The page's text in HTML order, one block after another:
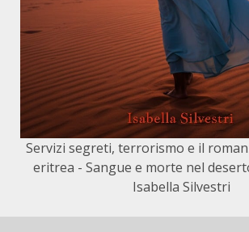
Servizi segreti, terrorismo e il
eritrea - Sangue e morte nel
Isabella Silvestri